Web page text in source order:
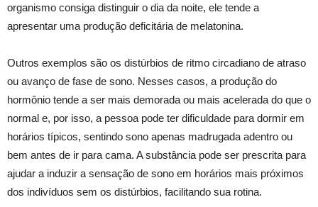
organismo consiga distinguir o dia da noite, ele tende a
apresentar uma produção deficitária de melatonina.
Outros exemplos são os distúrbios de ritmo circadiano de atraso
ou avanço de fase de sono. Nesses casos, a produção do
hormônio tende a ser mais demorada ou mais acelerada do que o
normal e, por isso, a pessoa pode ter dificuldade para dormir em
horários típicos, sentindo sono apenas madrugada adentro ou
bem antes de ir para cama. A substância pode ser prescrita para
ajudar a induzir a sensação de sono em horários mais próximos
dos indivíduos sem os distúrbios, facilitando sua rotina.